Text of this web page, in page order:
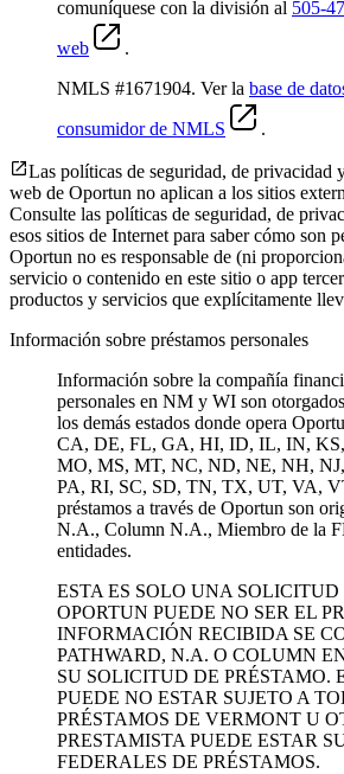
comuníquese con la división al 505-
web
.
NMLS #1671904. Ver la base de
consumidor de NMLS
.
Las políticas de seguridad, de privacidad
web de Oportun no aplican a los sitios
Consulte las políticas de seguridad, de
esos sitios de Internet para saber cómo son
Oportun no es responsable de (ni
servicio o contenido en este sitio o app
productos y servicios que explícitamente
Información sobre préstamos personales
Información sobre la compañía
personales en NM y WI son
los demás estados donde opera
CA, DE, FL, GA, HI, ID, IL, IN,
MO, MS, MT, NC, ND, NE, NH,
PA, RI, SC, SD, TN, TX, UT, VA,
préstamos a través de Oportun son
N.A., Column N.A., Miembro de la
entidades.
ESTA ES SOLO UNA SOLICITUD
OPORTUN PUEDE NO SER EL
INFORMACIÓN RECIBIDA SE
PATHWARD, N.A. O COLUMN
SU SOLICITUD DE PRÉSTAMO.
PUEDE NO ESTAR SUJETO A
PRÉSTAMOS DE VERMONT U
PRESTAMISTA PUEDE ESTAR
FEDERALES DE PRÉSTAMOS.